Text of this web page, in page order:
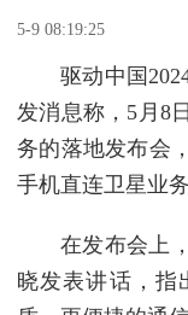
5-9 08:19:25
驱动中国
发消息称，5月8
务的落地发布会
手机直连卫星业
在发布会上
晓发表讲话，指